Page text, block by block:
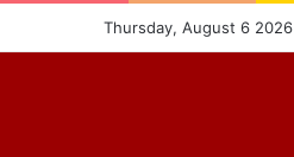
Thursday, August 6 2026